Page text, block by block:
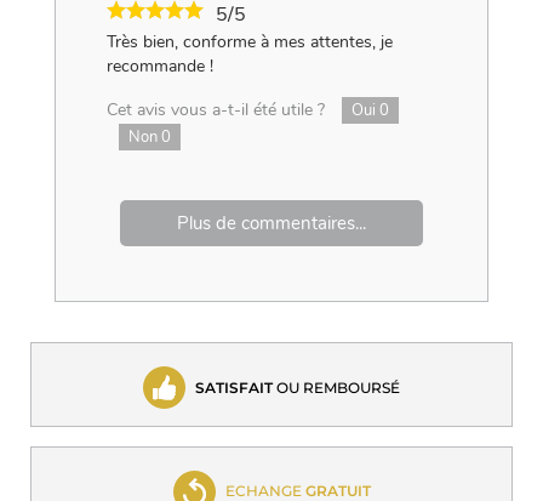
5/5
Très bien, conforme à mes attentes, je
recommande !
Cet avis vous a-t-il été utile ?
Oui 0
Non0
Plus de commentaires...
SATISFAITOU REMBOURSÉ
ECHANGE GRATUIT